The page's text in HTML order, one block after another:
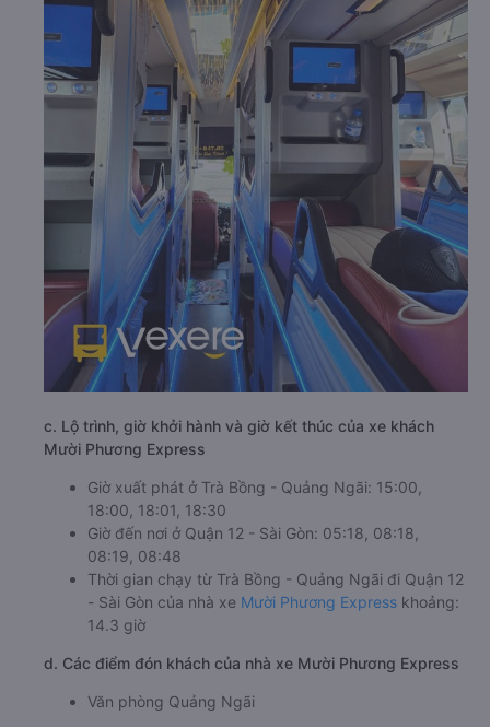
c. Lộ trình, giờ khởi hành và giờ kết thúc của xe khách
Mười Phương Express
Giờ xuất phát ở Trà Bồng - Quảng Ngãi: 15:00,
18:00, 18:01, 18:30
Giờ đến nơi ở Quận 12 - Sài Gòn: 05:18, 08:18,
08:19, 08:48
Thời gian chạy từ Trà Bồng - Quảng Ngãi đi Quận 12
- Sài Gòn của nhà xe Mười Phương Express khoảng:
14.3 giờ
d. Các điểm đón khách của nhà xe Mười Phương Express
Văn phòng Quảng Ngãi